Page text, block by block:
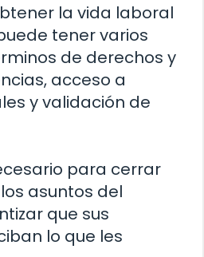
la vida laboral
tener varios
de derechos y
acceso a
y validación de
para cerrar
asuntos del
que sus
lo que les